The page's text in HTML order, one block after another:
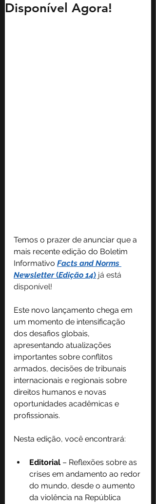
Disponível Agora!
Temos o prazer de anunciar que a
mais recente edição do Boletim
Informativo Facts and Norms
Newsletter (Edição 14) já está
disponível!
Este novo lançamento chega em
um momento de intensificação
dos desafios globais,
apresentando atualizações
importantes sobre conflitos
armados, decisões de tribunais
internacionais e regionais sobre
direitos humanos e novas
oportunidades acadêmicas e
profissionais.
Nesta edição, você encontrará:
Editorial – Reflexões sobre as
crises em andamento ao redor
do mundo, desde o aumento
da violência na República